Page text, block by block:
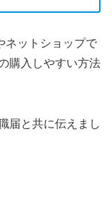
ネットショップで
購入しやすい方法
届と共に伝えまし